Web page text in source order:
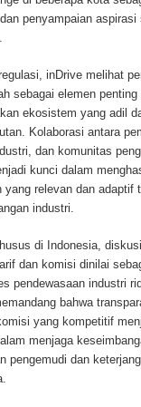
penyampaian aspirasi
inDrive melihat
sebagai elemen penting
ekosistem yang adil
Kolaborasi antara
dan komunitas
kunci dalam
yang relevan dan adaptif
industri.
di Indonesia,
dan komisi dinilai
pendewasaan industri
bahwa
yang kompetitif
menjaga
pengemudi dan